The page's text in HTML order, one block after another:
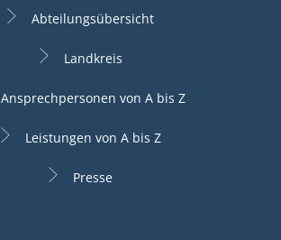
Abteilungsübersicht
Landkreis
Ansprechpersonen von A bis Z
Leistungen von A bis Z
Presse